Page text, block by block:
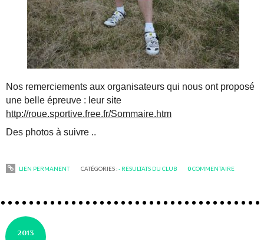
Nos remerciements aux organisateurs qui nous ont proposé
une belle épreuve : leur site
http://roue.sportive.free.fr/Sommaire.htm
Des photos à suivre ..
LIEN PERMANENT CATÉGORIES :- RESULTATS DU CLUB 0COMMENTAIRE
2013